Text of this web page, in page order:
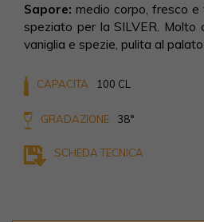
Sapore: medio corpo, fresco e
speziato per la SILVER. Molto
vaniglia e spezie, pulita al
CAPACITÀ 100 CL
GRADAZIONE 38°
SCHEDA TECNICA